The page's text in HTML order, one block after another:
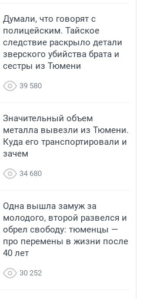
Думали, что говорят с
полицейским. Тайское
следствие раскрыло детали
зверского убийства брата и
сестры из Тюмени
39 580
Значительный объем
металла вывезли из Тюмени.
Куда его транспортировали и
зачем
34 680
Одна вышла замуж за
молодого, второй развелся и
обрел свободу: тюменцы —
про перемены в жизни после
40 лет
30 252